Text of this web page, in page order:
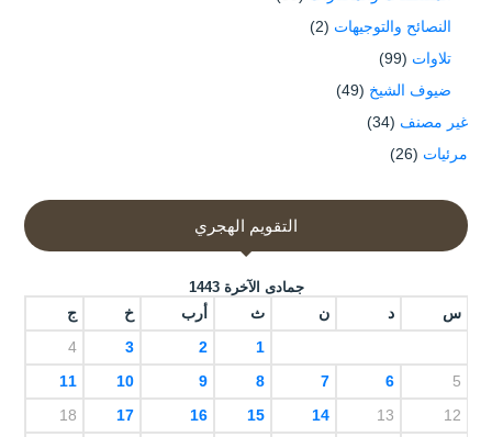
النصائح والتوجيهات (2)
تلاوات (99)
ضيوف الشيخ (49)
غير مصنف (34)
مرئيات (26)
التقويم الهجري
جمادى الآخرة 1443
س د ن ث أرب خ ج
1
2
3
4
5
6
7
8
9
10
11
12
13
14
15
16
17
18